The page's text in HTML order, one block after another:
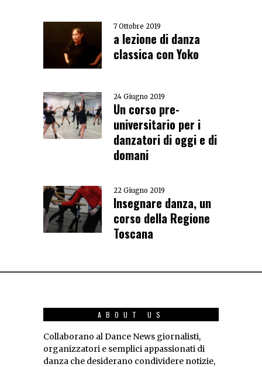
7 Ottobre 2019
a lezione di danza
classica con Yoko
24 Giugno 2019
Un corso pre-
universitario per i
danzatori di oggi e di
domani
22 Giugno 2019
Insegnare danza, un
corso della Regione
Toscana
ABOUT US
Collaborano al Dance News giornalisti,
organizzatori e semplici appassionati di
danza che desiderano condividere notizie,